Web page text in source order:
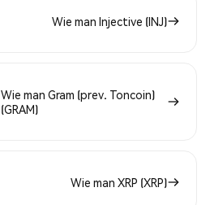
Wie man Injective (INJ)
Wie man Gram (prev. Toncoin)
(GRAM)
Wie man XRP (XRP)